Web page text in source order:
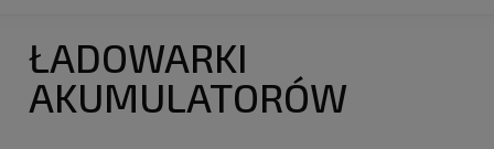
ŁADOWARKI
AKUMULATORÓW